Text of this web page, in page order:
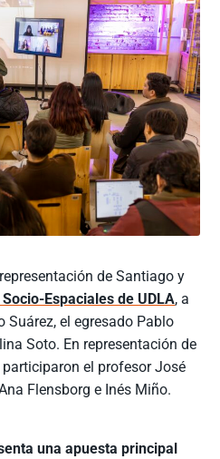
de Santiago y
Espaciales de UDLA, a
el egresado Pablo
Soto. En representación de
el profesor José
Flensborg e Inés Miño.
una apuesta principal